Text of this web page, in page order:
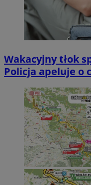
Wakacyjny tłok
Policja apeluje o